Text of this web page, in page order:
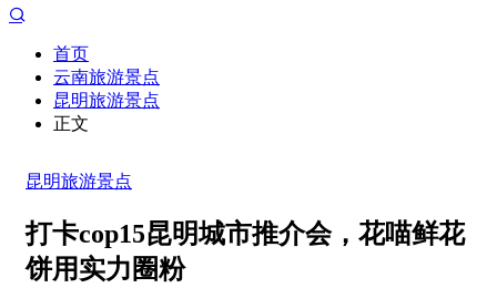
首页
云南旅游景点
昆明旅游景点
正文
昆明旅游景点
打卡cop15昆明城市推介会，花喵鲜花
饼用实力圈粉